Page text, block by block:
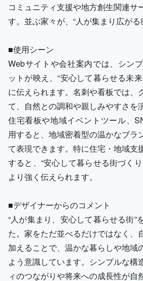
コミュニティ支援や地方創生関連サ
す。並ぶ家々が、“人が集まり広がる
■使用シーン
Webサイトや会社案内では、シン
ットが映え、“安心して暮らせる未
に伝えられます。名刺や看板では、
て、自然との調和や親しみやすさを
住宅看板や地域イベントツール、
用すると、地域密着型の温かなブラ
て表現できます。特に住宅・地域支
すると、“安心して暮らせる街づく
より強く伝えられます。
■デザイナーからのコメント
“人が集まり、安心して暮らせる街”
た。家をただ並べるだけではなく、
加えることで、温かな暮らしや地域
よう意識しています。シンプルな構
ィのつながりや将来への成長性が自